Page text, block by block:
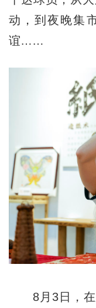
动，到夜晚集
谊……
8月3日，在